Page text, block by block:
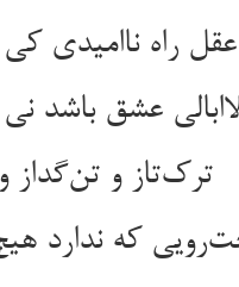
عقل راه ناامیدی کی رود ** عشق باشد کان طرف بر سر دود
ترک‌تاز و تن‌گداز و بی‌حیا ** در بلا چون سنگ زیر آسیا